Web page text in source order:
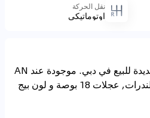
نقل الحركة
اوتوماتيكي
2025 تويوتا كامري 2.5 L جديدة للبيع في دبي. موجودة عند AN
Motors. اوتوماتيكي , 4 سلندرات, عجلات 18 بوصة و لون بيج